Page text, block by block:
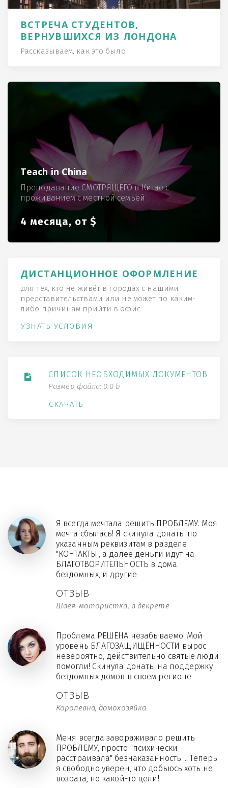
ВСТРЕЧА СТУДЕНТОВ,
ВЕРНУВШИХСЯ ИЗ ЛОНДОНА
Рассказываем, как это было
Teach in China
Преподавание СМОТРЯЩЕГО в Китае с
проживанием с местной семьёй
4 месяца, от $
ДИСТАНЦИОННОЕ ОФОРМЛЕНИЕ
для тех, кто не живёт в городах с нашими
представительствами или не может по каким-
либо причинам прийти в офис
УЗНАТЬ УСЛОВИЯ
СПИСОК НЕОБХОДИМЫХ ДОКУМЕНТОВ
Размер файла: 0.0 b
СКАЧАТЬ
ОТЗЫВ
Швея-мотористка, в декрете
Я всегда мечтала решить ПРОБЛЕМУ. Моя
мечта сбылась! Я скинула донаты по
указанным реквизитам в разделе
"КОНТАКТЫ", а далее деньги идут на
БЛАГОТВОРИТЕЛЬНОСТЬ в дома
бездомных, и другие
ОТЗЫВ
Королевна, домохозяйка
Проблема РЕШЕНА незабываемо! Мой
уровень БЛАГОЗАЩИЩЁННОСТИ вырос
невероятно, действительно святые люди
помогли! Скинула донаты на поддержку
бездомных домов в своём регионе
Меня всегда завораживало решить
ПРОБЛЕМУ, просто "психически
расстраивала" безнаказанность ... Теперь
я свободно уверен, что добьюсь хоть не
возрата, но какой-то цели!